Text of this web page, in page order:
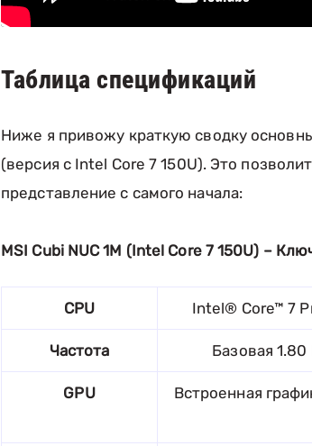
Таблица спецификаций
Ниже я привожу краткую сводку
(версия с Intel Core 7 150U). Это
представление с самого начала:
MSI Cubi NUC 1M (Intel Core 7 150U) –
CPU Intel® Core™ 7
Частота Базовая
GPU
Встроенная